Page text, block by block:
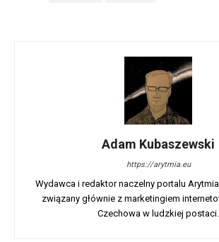
Adam Kubaszewski
https://arytmia.eu
Wydawca i redaktor naczelny portalu
związany głównie z marketingiem
Czechowa w ludzkiej postaci.